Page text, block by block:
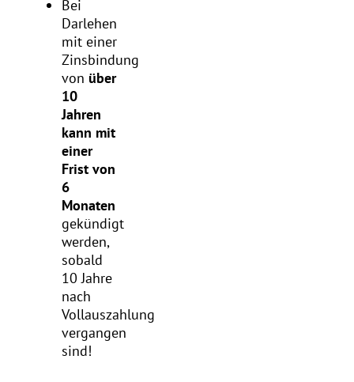
Bei
Darlehen
mit einer
Zinsbindung
von über
10
Jahren
kann mit
einer
Frist von
6
Monaten
gekündigt
werden,
sobald
10 Jahre
nach
Vollauszahlung
vergangen
sind!